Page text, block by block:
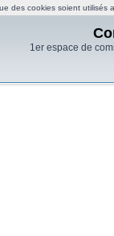
1er espace de
des cookies soient